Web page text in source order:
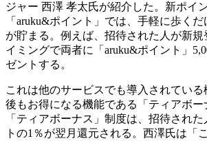
ジャー 西澤 孝太氏が紹介した。新ポイ
「aruku&ポイント」では、手軽に歩く
が貯まる。例えば、招待された人が新規
イミングで両者に「aruku&ポイント」
ゼントする。
これは他のサービスでも導入されてい
後もお得になる機能である「ティアボー
「ティアボーナス」制度は、招待され
トの1％が翌月還元される。西澤氏は「